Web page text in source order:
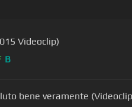
Videoclip)
B
bene veramente